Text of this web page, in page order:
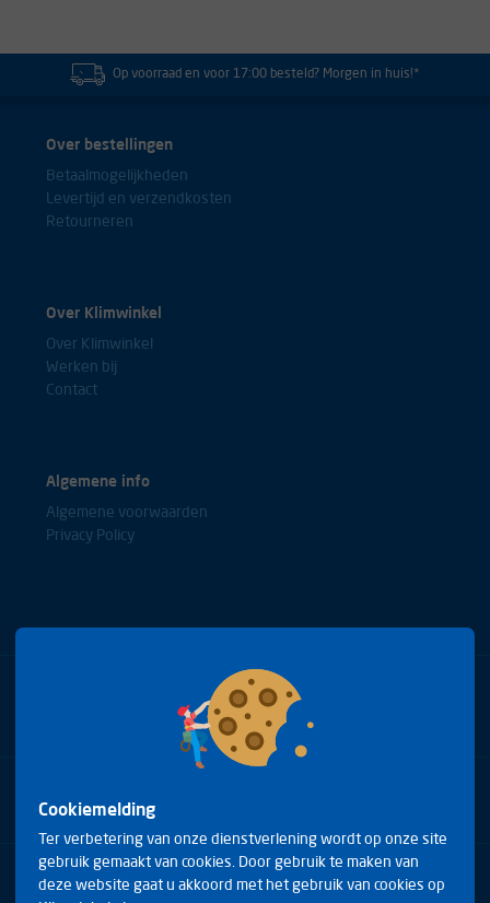
Op voorraad en voor 17:00 besteld? Morgen in huis!*
Over bestellingen
Betaalmogelijkheden
Levertijd en verzendkosten
Retourneren
Over Klimwinkel
Over Klimwinkel
Werken bij
Contact
Algemene info
Algemene voorwaarden
Privacy Policy
Bel met onze experts
+31(0)85 0653688
Arduinstraat 20
4827 HK Breda
Cookiemelding
Ter verbetering van onze dienstverlening wordt op onze site
gebruik gemaakt van cookies. Door gebruik te maken van
deze website gaat u akkoord met het gebruik van cookies op